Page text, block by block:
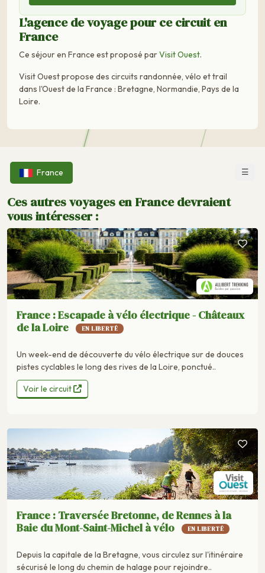
L'agence de voyage pour ce circuit en
France
Ce séjour en France est proposé parVisit Ouest.
Visit Ouest propose des circuits randonnée, vélo et trail
dans l'Ouest de la France : Bretagne, Normandie, Pays de la
Loire.
France ☰
Ces autres voyages en France devraient
vous intéresser :
France : Escapade à vélo électrique - Châteaux
de la Loire
EN LIBERTÉ
Un week-end de découverte du vélo électrique sur de douces
pistes cyclables le long des rives de la Loire, ponctué..
Voir le circuit
France : Traversée Bretonne, de Rennes à la
Baie du Mont-Saint-Michel à vélo
EN LIBERTÉ
Depuis la capitale de la Bretagne, vous circulez sur l'itinéraire
sécurisé le long du chemin de halage pour rejoindre..